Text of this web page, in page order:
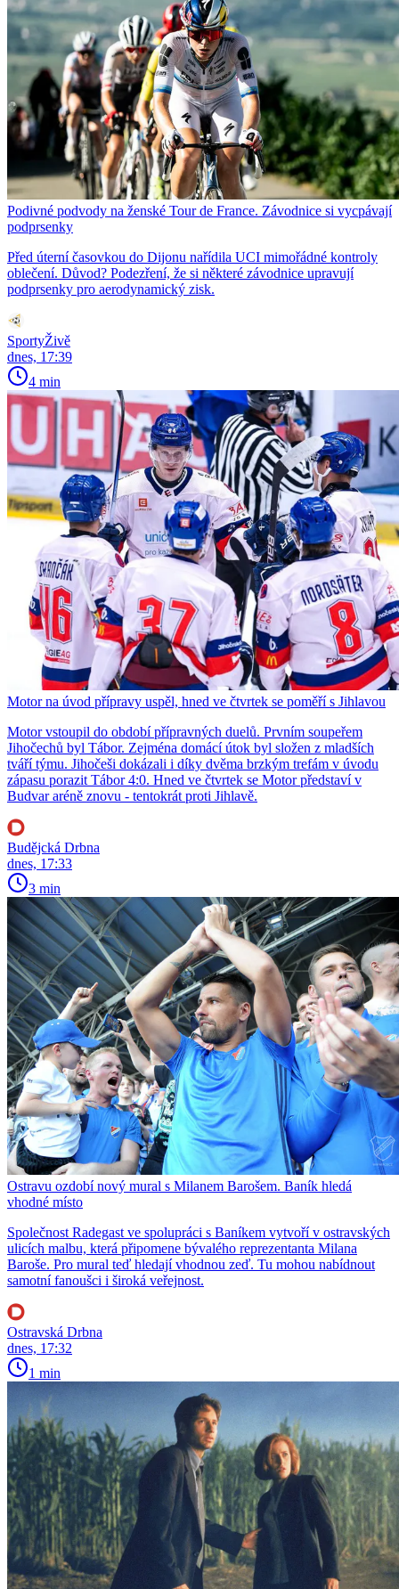
Podivné podvody na ženské Tour de France. Závodnice si vycpávají
podprsenky
Před úterní časovkou do Dijonu nařídila UCI mimořádné kontroly
oblečení. Důvod? Podezření, že si některé závodnice upravují
podprsenky pro aerodynamický zisk.
SportyŽivě
dnes, 17:39
4 min
Motor na úvod přípravy uspěl, hned ve čtvrtek se poměří s Jihlavou
Motor vstoupil do období přípravných duelů. Prvním soupeřem
Jihočechů byl Tábor. Zejména domácí útok byl složen z mladších
tváří týmu. Jihočeši dokázali i díky dvěma brzkým trefám v úvodu
zápasu porazit Tábor 4:0. Hned ve čtvrtek se Motor představí v
Budvar aréně znovu - tentokrát proti Jihlavě.
Budějcká Drbna
dnes, 17:33
3 min
Ostravu ozdobí nový mural s Milanem Barošem. Baník hledá
vhodné místo
Společnost Radegast ve spolupráci s Baníkem vytvoří v ostravských
ulicích malbu, která připomene bývalého reprezentanta Milana
Baroše. Pro mural teď hledají vhodnou zeď. Tu mohou nabídnout
samotní fanoušci i široká veřejnost.
Ostravská Drbna
dnes, 17:32
1 min